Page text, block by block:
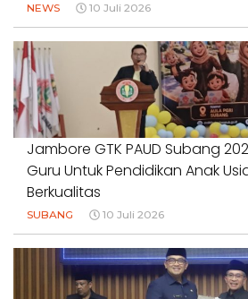
NEWS 10 Juli 2026
Jambore GTK PAUD Subang
Guru Untuk Pendidikan Anak
Berkualitas
SUBANG 10 Juli 2026